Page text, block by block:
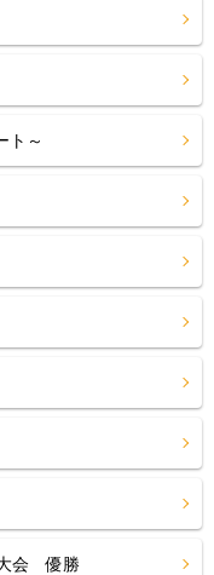
ト～
大会 優勝